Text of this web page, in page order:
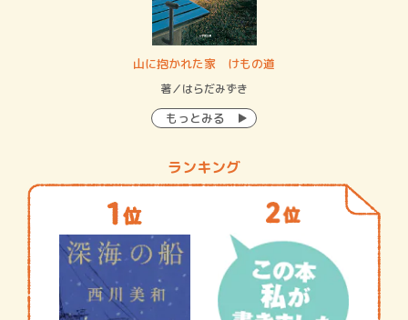
山に抱かれた家 けもの道
著／はらだみずき
もっとみる
ランキング